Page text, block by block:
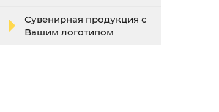
Сувенирная продукция с
Вашим логотипом